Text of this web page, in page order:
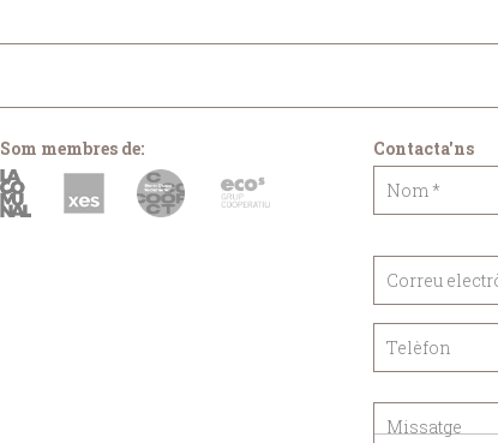
Som membres de: Contacta'ns